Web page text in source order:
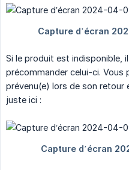
Si le produit est indisponible,
précommander celui-ci. Vous
prévenu(e) lors de son retour
juste ici :